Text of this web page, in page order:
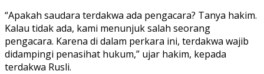
“Apakah saudara terdakwa ada pengacara? Tanya hakim.
Kalau tidak ada, kami menunjuk salah seorang
pengacara. Karena di dalam perkara ini, terdakwa wajib
didampingi penasihat hukum,” ujar hakim, kepada
terdakwa Rusli.